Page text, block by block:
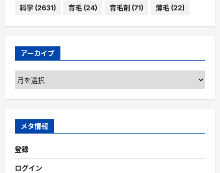
科学 (2631) 育毛 (24) 育毛剤 (71) 薄毛 (22)
アーカイブ
ア
ー
カ
ブ
メタ情報
登録
ログイン